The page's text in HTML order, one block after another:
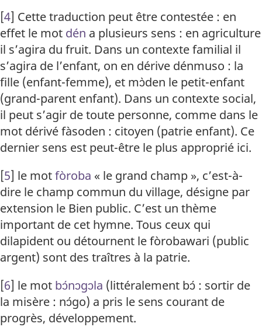
[4] Cette traduction peut être contestée : en
effet le mot dén a plusieurs sens : en agriculture
il s’agira du fruit. Dans un contexte familial il
s’agira de l’enfant, on en dérive dénmuso : la
fille (enfant-femme), et mɔ̀den le petit-enfant
(grand-parent enfant). Dans un contexte social,
il peut s’agir de toute personne, comme dans le
mot dérivé fàsoden : citoyen (patrie enfant). Ce
dernier sens est peut-être le plus approprié ici.
[5] le motfòroba « le grand champ », c’est-à-
dire le champ commun du village, désigne par
extension le Bien public. C’est un thème
important de cet hymne. Tous ceux qui
dilapident ou détournent le fòrobawari (public
argent) sont des traîtres à la patrie.
[6] le mot bɔ́nɔgɔla (littéralement bɔ́ : sortir de
la misère : nɔ́go) a pris le sens courant de
progrès, développement.